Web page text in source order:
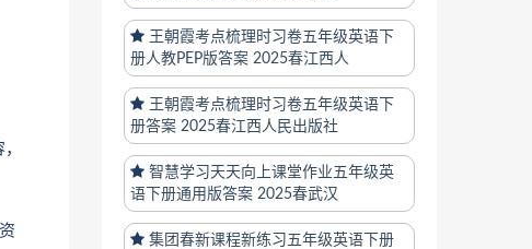
王朝霞考点梳理时习卷五年级英语下
册人教PEP版答案 2025春江西人
王朝霞考点梳理时习卷五年级英语下
册答案 2025春江西人民出版社
智慧学习天天向上课堂作业五年级英
语下册通用版答案 2025春武汉
集团春新课程新练习五年级英语下册